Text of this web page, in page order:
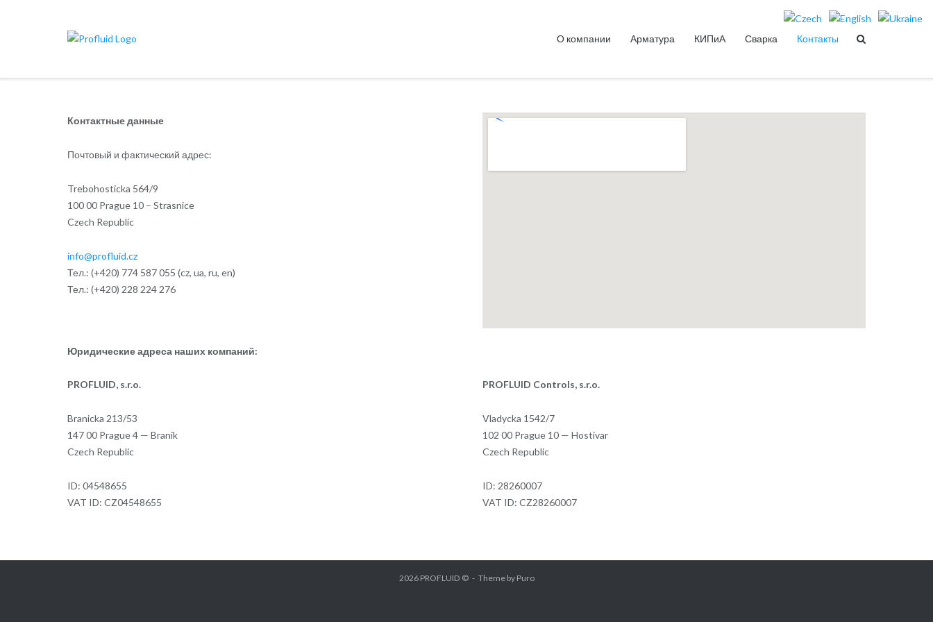
О компании Арматура КИПиА Сварка Контакты
Контактныеданные
Почтовый и фактический адрес:
Trebohosticka 564/9
100 00 Prague 10 – Strasnice
Czech Republic
info@profluid.cz
Тел.: (+420) 774 587 055 (cz, ua, ru, en)
Тел.: (+420) 228 224 276
Юридические адреса наших компаний:
PROFLUID, s.r.o.
Branicka 213/53
147 00 Prague 4 — Branik
Czech Republic
ID: 04548655
VAT ID: CZ04548655
PROFLUID Controls, s.r.o.
Vladycka 1542/7
102 00 Prague 10 — Hostivar
Czech Republic
ID: 28260007
VAT ID: CZ28260007
2026 PROFLUID © Theme by Puro